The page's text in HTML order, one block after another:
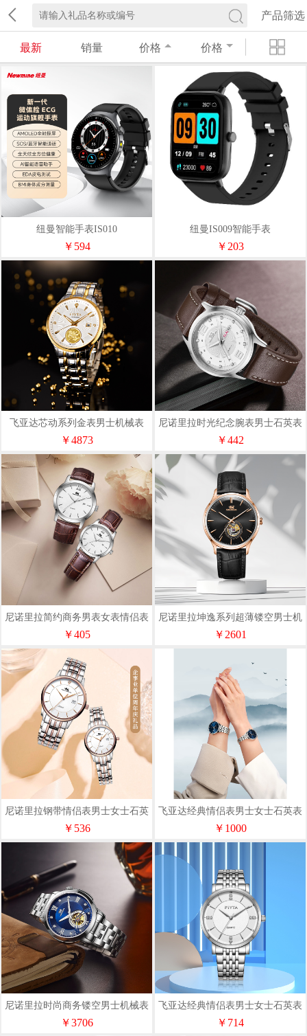
产品筛选
最新 销量 价格 价格
纽曼智能手表IS010
￥594
纽曼IS009智能手表
￥203
飞亚达芯动系列金表男士机械表
TGA520005.TWB
￥4873
尼诺里拉时光纪念腕表男士石英表
11007
￥442
尼诺里拉简约商务男表女表情侣表
石英表31008
￥405
尼诺里拉坤逸系列超薄镂空男士机
械表11012
￥2601
尼诺里拉钢带情侣表男士女士石英
表11033
￥536
飞亚达经典情侣表男士女士石英表
JG/L001999.WLW
￥1000
尼诺里拉时尚商务镂空男士机械表
11010
￥3706
飞亚达经典情侣表男士女士石英表
JG/L002666.WWW
￥714